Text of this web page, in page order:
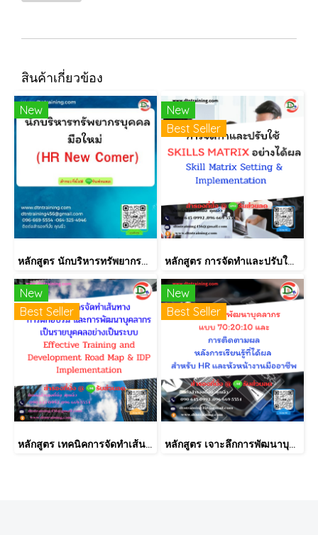
สินค้าเกี่ยวข้อง
New
หลักสูตร นักบริหารทรัพยากรบุคคลมือใหม่ (HR New Comer)
New
Best Seller
หลักสูตร การจัดทำและปรับใช้ SKILLS MATRIX อย่างได้ผล Skill Matrix Setting & Implementation
New
Best Seller
หลักสูตร เทคนิคการจัดทำเส้นทางการฝึกอบรม และการพัฒนาบุคลากร เป็นรายบุคคลอย่างเป็นระบบ Effective Training and Development Road Map & IDP Implementation
New
Best Seller
หลักสูตร เจาะลึกการพัฒนาบุคลากรแบบ 70:20:10 และการติดตามผลหลังการเรียนรู้ที่ได้ผล สำหรับ HR และหัวหน้างานมืออาชีพ